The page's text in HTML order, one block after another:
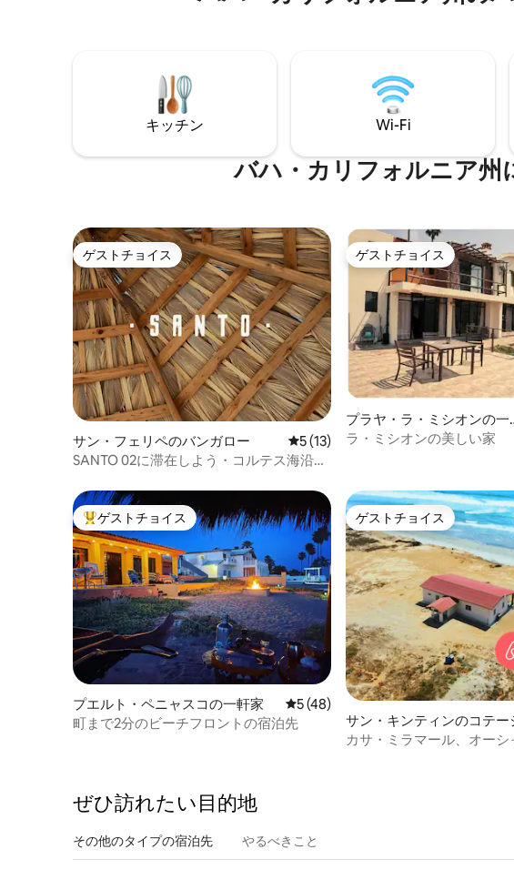
Vino. Los fines de semana y las fechas de
Vendimia se agotan con semanas de
高速Wi-Fi ＊写真に写って
画館付きリビングルーム！🎥 ゲート付
住宅内にあります（24時間
キュリティ） 地元のバー
マリブビーチまで徒歩圏内
キッチン Wi-Fi
バハ・カリフォルニア州
ゲストチョイス
ゲストチョイス
サン・フェリペのバンガロー レビュー13件、5つ星中5つ星の平均
5 (13)
SANTO 02に滞在しよう・コルテス海沿い
ゲストチョイス
ゲストチョイス
プラヤ・ラ・ミシオンの一
家
ラ・ミシオンの美しい家
大好評のゲストチョイスです。
ゲストチョイス
プエルト・ペニャスコの一軒家 レビュー48件、5つ星中5つ星の平均
5 (48)
町まで2分のビーチフロントの宿泊先
ゲストチョイス
ゲストチョイス
サン・キンティンのコテー
カサ・ミラマール、オーシ
ぜひ訪⁠れ⁠た⁠い目⁠的⁠地
その他のタ⁠イ⁠プ⁠の宿⁠泊⁠先 やるべきこと